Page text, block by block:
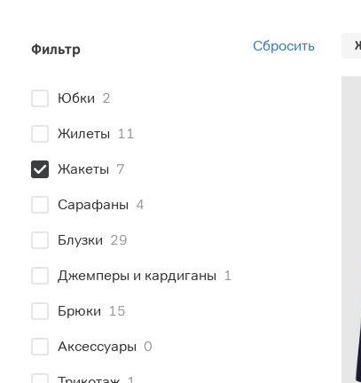
Фильтр Сбросить
Юбки 2
Жилеты 11
Жакеты 7
Сарафаны 4
Блузки 29
Джемперы и кардиганы 1
Брюки 15
Аксессуары 0